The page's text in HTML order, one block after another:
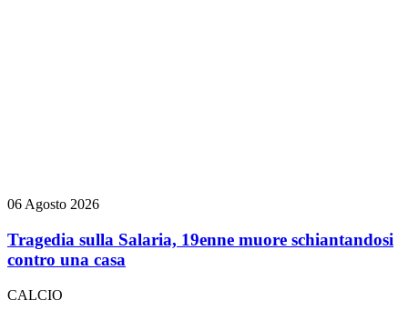
06 Agosto 2026
Tragedia sulla Salaria, 19enne muore schiantandosi
contro una casa
CALCIO